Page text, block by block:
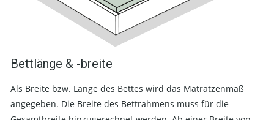
Bettlänge & -breite
Als Breite bzw. Länge des Bettes wird das Matratzenmaß
angegeben. Die Breite des Bettrahmens muss für die